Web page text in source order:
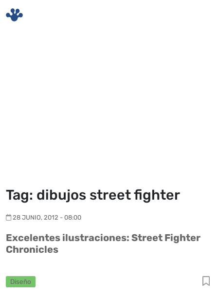
Tag: dibujos street fighter
28 JUNIO, 2012 - 08:00
Excelentes ilustraciones: Street Fighter
Chronicles
Diseño